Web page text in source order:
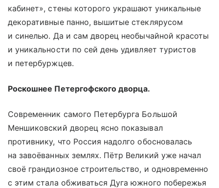
кабинет», стены которого украшают уникальные
декоративные панно, вышитые стеклярусом
и синелью. Да и сам дворец необычайной красоты
и уникальности по сей день удивляет туристов
и петербуржцев.
Роскошнее Петергофского дворца.
Современник самого Петербурга Большой
Меншиковский дворец ясно показывал
противнику, что Россия надолго обосновалась
на завоёванных землях. Пётр Великий уже начал
своё грандиозное строительство, и одновременно
с этим стала обживаться Дуга южного побережья